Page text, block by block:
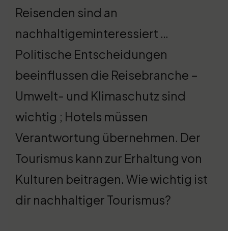
Reisenden sind an
nachhaltigeminteressiert …
Politische Entscheidungen
beeinflussen die Reisebranche –
Umwelt- und Klimaschutz sind
wichtig ; Hotels müssen
Verantwortung übernehmen. Der
Tourismus kann zur Erhaltung von
Kulturen beitragen. Wie wichtig ist
dir nachhaltiger Tourismus?